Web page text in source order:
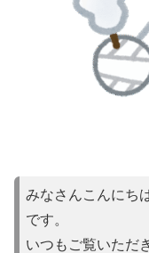
みなさんこんにち
です。
いつもご覧いただ